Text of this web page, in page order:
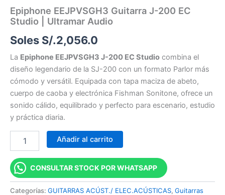
Epiphone EEJPVSGH3 Guitarra J-200 EC
Studio | Ultramar Audio
Soles S/.2,056.0
La Epiphone EEJPVSGH3 J-200 EC Studio combina el
diseño legendario de la SJ-200 con un formato Parlor más
cómodo y versátil. Equipada con tapa maciza de abeto,
cuerpo de caoba y electrónica Fishman Sonitone, ofrece un
sonido cálido, equilibrado y perfecto para escenario, estudio
y práctica diaria.
Añadir al carrito
CONSULTAR STOCK POR WHATSAPP
Categorías: GUITARRAS ACÚST./ ELEC.ACÚSTICAS, Guitarras